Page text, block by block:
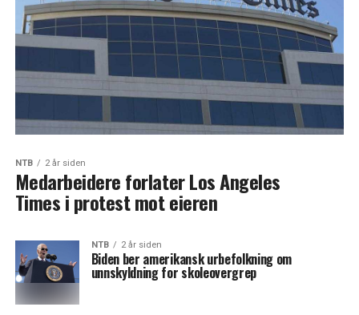
NTB 2 år siden
Medarbeidere forlater Los Angeles
Times i protest mot eieren
NTB 2 år siden
Biden ber amerikansk urbefolkning om
unnskyldning for skoleovergrep